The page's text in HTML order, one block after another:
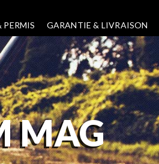
PERMIS GARANTIE & LIVRAISON
MAG